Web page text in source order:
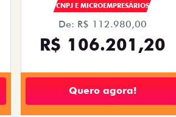
CNPJ E MICROEMPRESÁRIOS
De: R$ 112.980,00
R$ 106.201,20
Quero agora!